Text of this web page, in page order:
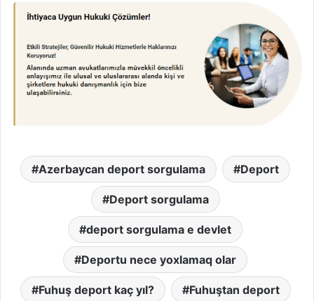
Azerbaycan deport sorgulama Deport
Deport sorgulama
deport sorgulama e devlet
Deportu nece yoxlamaq olar
Fuhuş deport kaç yıl? Fuhuştan deport